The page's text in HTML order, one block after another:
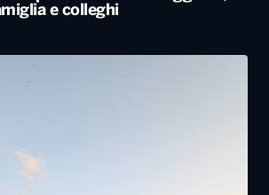
e ricostruiscono il loro
e radici: la storia dei lucani